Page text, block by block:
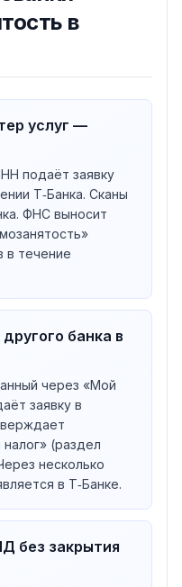
налог» и ЛК
счетах и в
других банков в
других банков — без
000 ₽ в банкоматах
других банкоматах.
в удобное время и
— в день
день (кроме
Т‑Банком
для которых
личность, и ИНН.
стран ЕАЭС —
Киргизии. Налоговые
НПД, — закрывать ИП
в течение
в
услуг —
подаёт заявку
Т‑Банка. Сканы
ФНС выносит
в течение
банка в
через «Мой
заявку в
(раздел
несколько
в Т‑Банке.
без закрытия